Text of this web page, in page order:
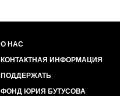
О НАС
КОНТАКТНАЯ ИНФОРМАЦИЯ
ПОДДЕРЖАТЬ
ФОНД ЮРИЯ БУТУСОВА